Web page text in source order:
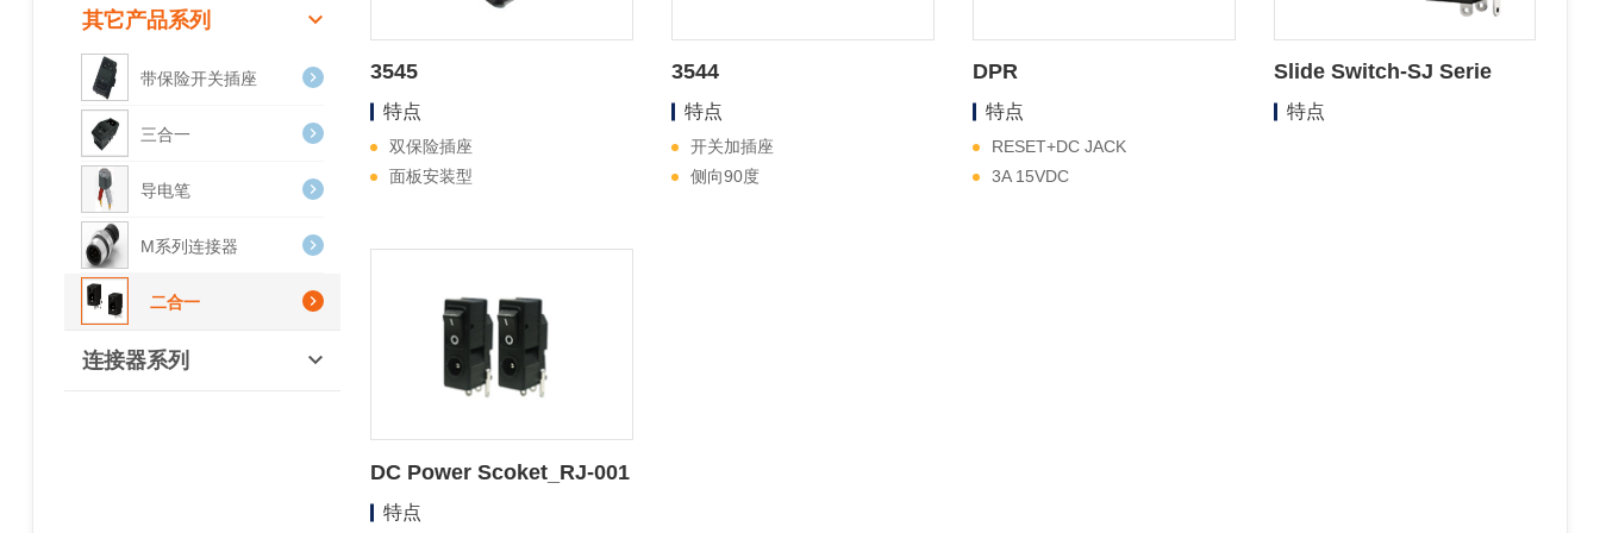
其它产品系列
带保险开关插座
三合一
导电笔
M系列连接器
二合一
连接器系列
3545
特点
双保险插座
面板安装型
3544
特点
开关加插座
侧向90度
DPR
特点
RESET+DC JACK
3A 15VDC
Slide Switch-SJ Serie
特点
DC Power Scoket_RJ-001
特点